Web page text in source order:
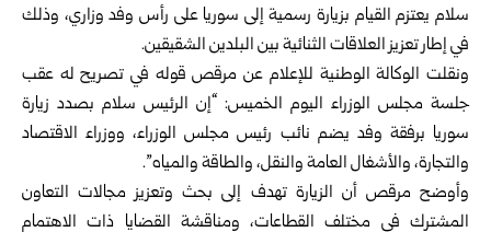
سلام يعتزم القيام بزيارة رسمية إلى سوريا على رأس وفد وزاري، وذلك
في إطار تعزيز العلاقات الثنائية بين البلدين الشقيقين.
ونقلت الوكالة الوطنية للإعلام عن مرقص قوله في تصريح له عقب
جلسة مجلس الوزراء اليوم الخميس: “إن الرئيس سلام بصدد زيارة
سوريا برفقة وفد يضم نائب رئيس مجلس الوزراء، ووزراء الاقتصاد
والتجارة، والأشغال العامة والنقل، والطاقة والمياه”.
وأوضح مرقص أن الزيارة تهدف إلى بحث وتعزيز مجالات التعاون
المشترك في مختلف القطاعات، ومناقشة القضايا ذات الاهتمام